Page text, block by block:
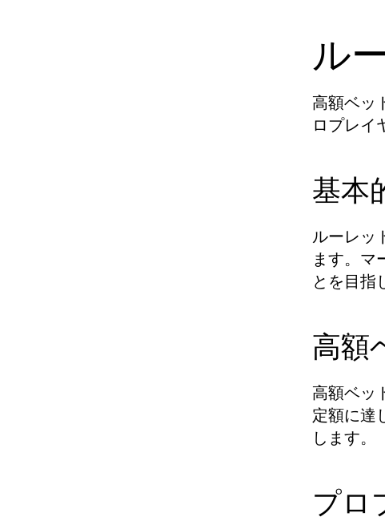
ル
高額ベッ
ロプレイ
基本
ルーレッ
ます。マ
とを目指
高額
高額ベッ
定額に達
します。
プロ